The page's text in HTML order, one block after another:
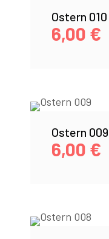
Ostern 010
6,00 €
Ostern 009
6,00 €